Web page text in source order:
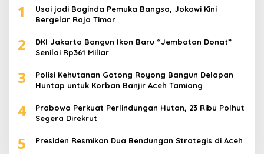
1
Usai jadi Baginda Pemuka Bangsa, Jokowi Kini
Bergelar Raja Timor
2
DKI Jakarta Bangun Ikon Baru “Jembatan Donat”
Senilai Rp361 Miliar
3
Polisi Kehutanan Gotong Royong Bangun Delapan
Huntap untuk Korban Banjir Aceh Tamiang
4
Prabowo Perkuat Perlindungan Hutan, 23 Ribu Polhut
Segera Direkrut
5 Presiden Resmikan Dua Bendungan Strategis di Aceh